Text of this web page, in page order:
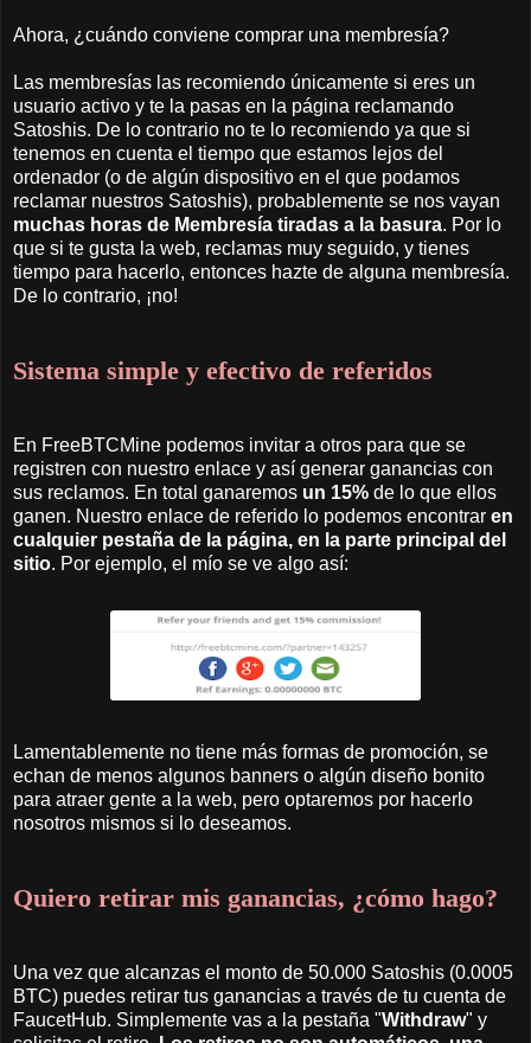
Ahora, ¿cuándo conviene comprar una membresía?
Las membresías las recomiendo únicamente si eres un
usuario activo y te la pasas en la página reclamando
Satoshis. De lo contrario no te lo recomiendo ya que si
tenemos en cuenta el tiempo que estamos lejos del
ordenador (o de algún dispositivo en el que podamos
reclamar nuestros Satoshis), probablemente se nos vayan
muchas horas de Membresía tiradas a la basura. Por lo
que si te gusta la web, reclamas muy seguido, y tienes
tiempo para hacerlo, entonces hazte de alguna membresía.
De lo contrario, ¡no!
Sistema simple y efectivo de referidos
En FreeBTCMine podemos invitar a otros para que se
registren con nuestro enlace y así generar ganancias con
sus reclamos. En total ganaremos un 15% de lo que ellos
ganen. Nuestro enlace de referido lo podemos encontrar en
cualquier pestaña de la página, en la parte principal del
sitio. Por ejemplo, el mío se ve algo así:
Lamentablemente no tiene más formas de promoción, se
echan de menos algunos banners o algún diseño bonito
para atraer gente a la web, pero optaremos por hacerlo
nosotros mismos si lo deseamos.
Quiero retirar mis ganancias, ¿cómo hago?
Una vez que alcanzas el monto de 50.000 Satoshis (0.0005
BTC) puedes retirar tus ganancias a través de tu cuenta de
FaucetHub. Simplemente vas a la pestaña "Withdraw" y